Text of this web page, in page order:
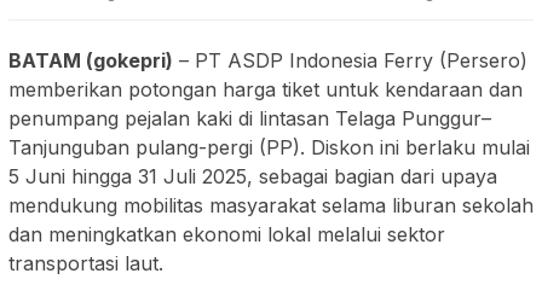
BATAM (gokepri) – PT ASDP Indonesia Ferry (Persero)
memberikan potongan harga tiket untuk kendaraan dan
penumpang pejalan kaki di lintasan Telaga Punggur–
Tanjunguban pulang-pergi (PP). Diskon ini berlaku mulai
5 Juni hingga 31 Juli 2025, sebagai bagian dari upaya
mendukung mobilitas masyarakat selama liburan sekolah
dan meningkatkan ekonomi lokal melalui sektor
transportasi laut.